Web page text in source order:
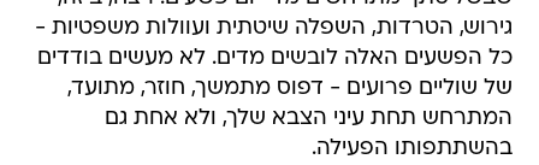
גירוש, הטרדות, השפלה שיטתית ועוולות משפטיות -
כל הפשעים האלה לובשים מדים. לא מעשים בודדים
של שוליים פרועים - דפוס מתמשך, חוזר, מתועד,
המתרחש תחת עיני הצבא שלך, ולא אחת גם
בהשתתפותו הפעילה.